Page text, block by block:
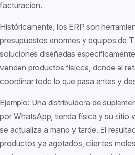
facturación.
Históricamente, los ERP son
presupuestos enormes y equipos de
soluciones diseñadas
venden productos físicos, donde el
coordinar todo lo que pasa antes y
Ejemplo: Una distribuidora de
por WhatsApp, tienda física y su sitio
se actualiza a mano y tarde. El
productos ya agotados, clientes